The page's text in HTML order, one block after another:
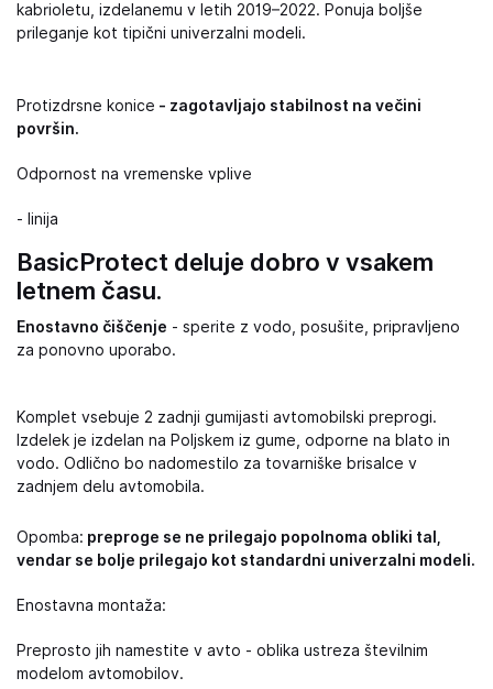
kabrioletu, izdelanemu v letih 2019–2022. Ponuja boljše
prileganje kot tipični univerzalni modeli.
Protizdrsne konice - zagotavljajo stabilnost na večini
površin.
Odpornost na vremenske vplive
- linija
BasicProtect deluje dobro v vsakem
letnem času.
Enostavno čiščenje - sperite z vodo, posušite, pripravljeno
za ponovno uporabo.
Komplet vsebuje 2 zadnji gumijasti avtomobilski preprogi.
Izdelek je izdelan na Poljskem iz gume, odporne na blato in
vodo. Odlično bo nadomestilo za tovarniške brisalce v
zadnjem delu avtomobila.
Opomba: preproge se ne prilegajo popolnoma obliki tal,
vendar se bolje prilegajo kot standardni univerzalni modeli.
Enostavna montaža:
Preprosto jih namestite v avto - oblika ustreza številnim
modelom avtomobilov.